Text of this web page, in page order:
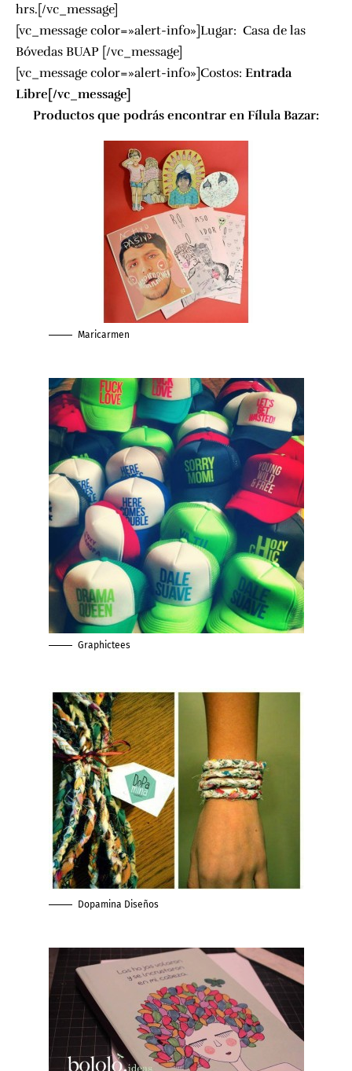
hrs.[/vc_message]
[vc_message color=»alert-info»]Lugar: Casa de las
Bóvedas BUAP [/vc_message]
[vc_message color=»alert-info»]Costos: Entrada
Libre[/vc_message]
Productos que podrás encontrar en Fílula Bazar:
Maricarmen
Graphictees
Dopamina Diseños